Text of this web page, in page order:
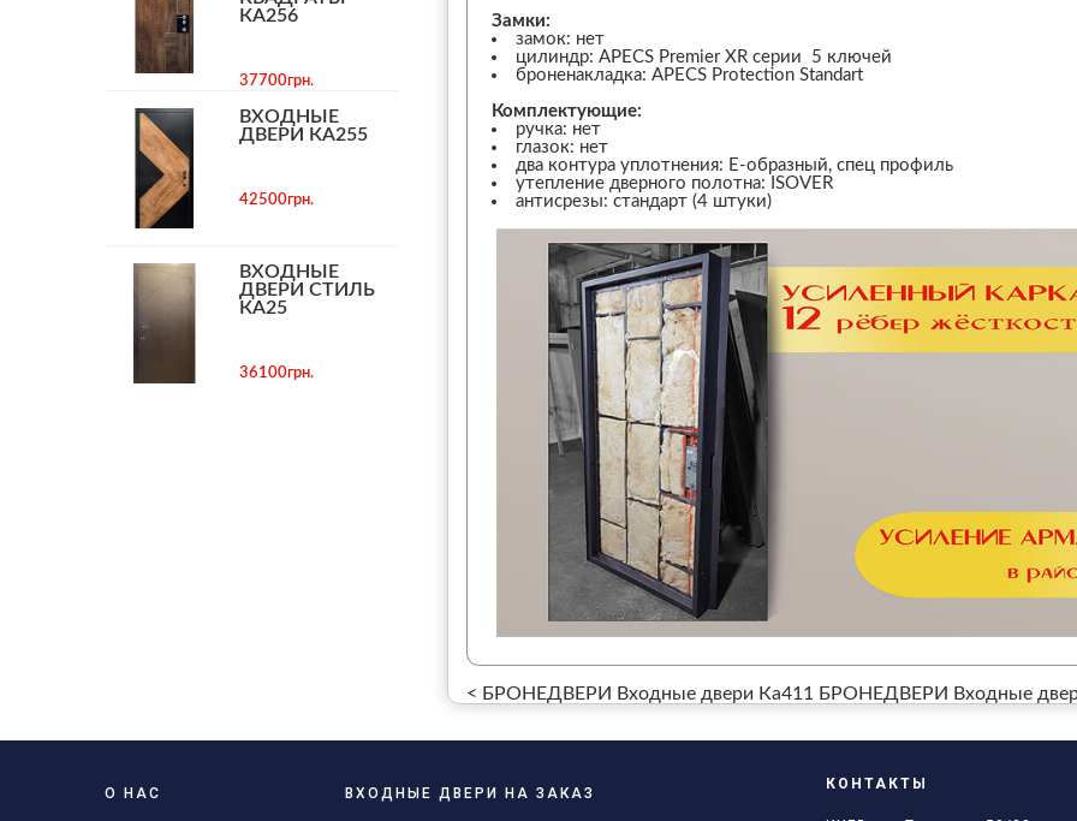
КА256
37700грн.
ВХОДНЫЕ
ДВЕРИ КА255
42500грн.
ВХОДНЫЕ
ДВЕРИ СТИЛЬ
КА25
36100грн.
Замки:
замок: нет
цилиндр: APECS Premier XR серии 5 ключей
броненакладка: APECS Protection Standart
Комплектующие:
ручка: нет
глазок: нет
два контура уплотнения: Е-образный, спец профиль
утепление дверного полотна: ISOVER
антисрезы: стандарт (4 штуки)
< БРОНЕДВЕРИ Входные двери Ка411 БРОНЕДВЕРИ Входные
О НАС ВХОДНЫЕ ДВЕРИ НА ЗАКАЗ
КОНТАКТЫ